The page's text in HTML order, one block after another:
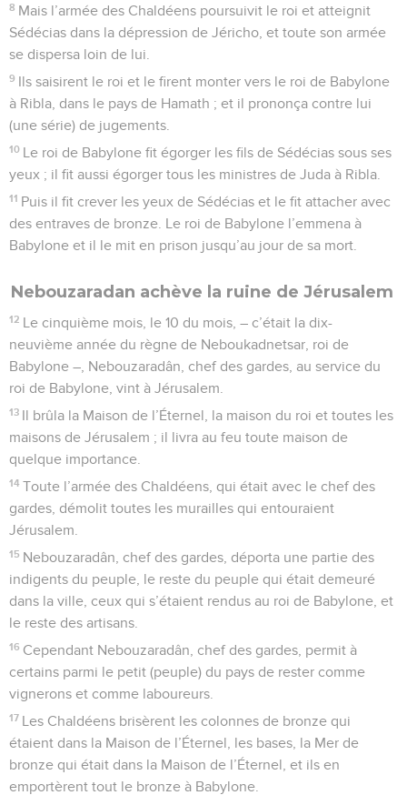
8 Mais l’armée des Chaldéens poursuivit le roi et atteignit
Sédécias dans la dépression de Jéricho, et toute son armée
se dispersa loin de lui.
9 Ils saisirent le roi et le firent monter vers le roi de Babylone
à Ribla, dans le pays de Hamath ; et il prononça contre lui
(une série) de jugements.
10 Le roi de Babylone fit égorger les fils de Sédécias sous ses
yeux ; il fit aussi égorger tous les ministres de Juda à Ribla.
11 Puis il fit crever les yeux de Sédécias et le fit attacher avec
des entraves de bronze. Le roi de Babylone l’emmena à
Babylone et il le mit en prison jusqu’au jour de sa mort.
Nebouzaradan achève la ruine de Jérusalem
12 Le cinquième mois, le 10 du mois, – c’était la dix-
neuvième année du règne de Neboukadnetsar, roi de
Babylone –, Nebouzaradân, chef des gardes, au service du
roi de Babylone, vint à Jérusalem.
13 Il brûla la Maison de l’Éternel, la maison du roi et toutes les
maisons de Jérusalem ; il livra au feu toute maison de
quelque importance.
14 Toute l’armée des Chaldéens, qui était avec le chef des
gardes, démolit toutes les murailles qui entouraient
Jérusalem.
15 Nebouzaradân, chef des gardes, déporta une partie des
indigents du peuple, le reste du peuple qui était demeuré
dans la ville, ceux qui s’étaient rendus au roi de Babylone, et
le reste des artisans.
16 Cependant Nebouzaradân, chef des gardes, permit à
certains parmi le petit (peuple) du pays de rester comme
vignerons et comme laboureurs.
17 Les Chaldéens brisèrent les colonnes de bronze qui
étaient dans la Maison de l’Éternel, les bases, la Mer de
bronze qui était dans la Maison de l’Éternel, et ils en
emportèrent tout le bronze à Babylone.